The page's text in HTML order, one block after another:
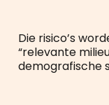
Die risico’s
“relevante
demografische